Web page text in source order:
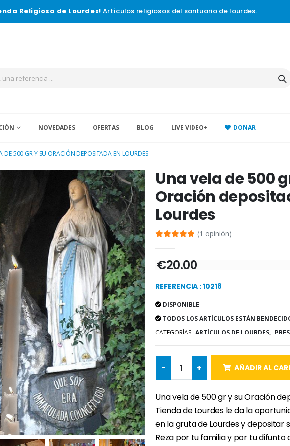
Religiosa de Lourdes! Artículos religiosos del santuario de lourdes.
NOVEDADES OFERTAS BLOG LIVE VIDEO+ DONAR
DE 500 GR Y SU ORACIÓN DEPOSITADA EN LOURDES
Una vela de 500
Oración
Lourdes
(1 opinión)
€20.00
REFERENCIA : 10218
DISPONIBLE
TODOS LOS ARTÍCULOS ESTÁN
CATEGORÍAS :ARTÍCULOS DE LOURDES,
- + AÑADIR AL
Una vela de 500 gr y su Oración
Tienda de Lourdes le da la
en la gruta de Lourdes y depositar
Reza por tu familia y por tu